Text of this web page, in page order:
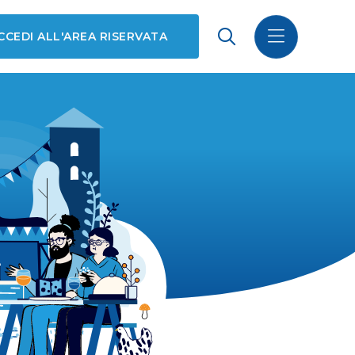
ALL'AREA RISERVATA